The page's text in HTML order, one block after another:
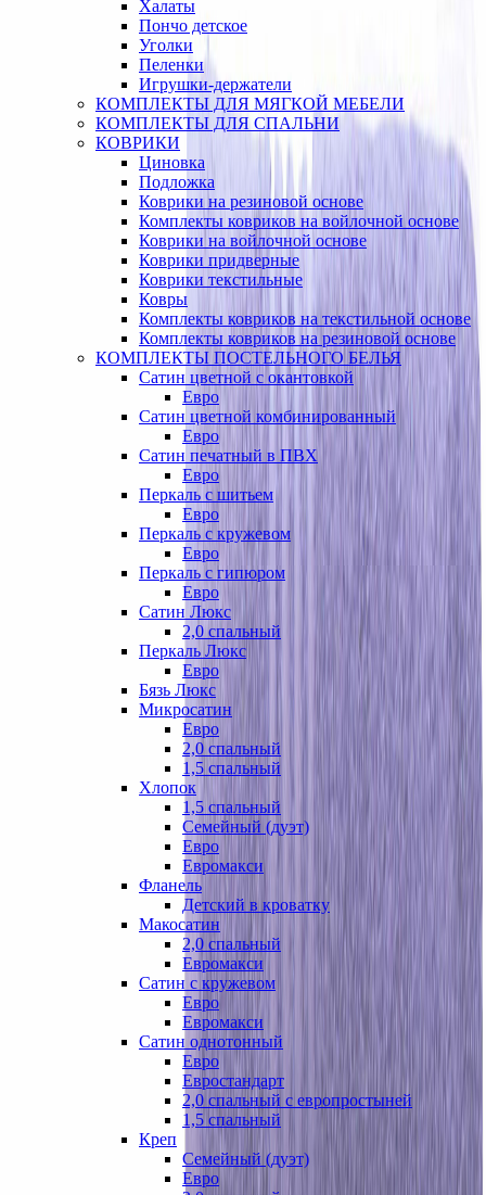
Халаты
Пончо детское
Уголки
Пеленки
Игрушки-держатели
КОМПЛЕКТЫ ДЛЯ МЯГКОЙ МЕБЕЛИ
КОМПЛЕКТЫ ДЛЯ СПАЛЬНИ
КОВРИКИ
Циновка
Подложка
Коврики на резиновой основе
Комплекты ковриков на войлочной основе
Коврики на войлочной основе
Коврики придверные
Коврики текстильные
Ковры
Комплекты ковриков на текстильной основе
Комплекты ковриков на резиновой основе
КОМПЛЕКТЫ ПОСТЕЛЬНОГО БЕЛЬЯ
Сатин цветной с окантовкой
Евро
Сатин цветной комбинированный
Евро
Сатин печатный в ПВХ
Евро
Перкаль с шитьем
Евро
Перкаль с кружевом
Евро
Перкаль с гипюром
Евро
Сатин Люкс
2,0 спальный
Перкаль Люкс
Евро
Бязь Люкс
Микросатин
Евро
2,0 спальный
1,5 спальный
Хлопок
1,5 спальный
Семейный (дуэт)
Евро
Евромакси
Фланель
Детский в кроватку
Макосатин
2,0 спальный
Евромакси
Сатин с кружевом
Евро
Евромакси
Сатин однотонный
Евро
Евростандарт
2,0 спальный с европростыней
1,5 спальный
Креп
Семейный (дуэт)
Евро